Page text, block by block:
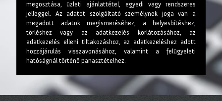
megosztása, üzleti ajánlattétel, egyedi vagy rendszeres
jelleggel. Az adatot szolgáltató személynek joga van a
megadott adatok megismeréséhez, a helyesbítéshez,
törléshez vagy az adatkezelés korlátozásához, az
adatkezelés elleni tiltakozáshoz, az adatkezeléshez adott
hozzájárulás visszavonásához, valamint a felügyeleti
hatóságnál történő panasztételhez.